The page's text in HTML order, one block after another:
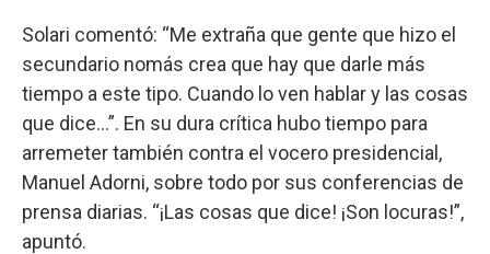
Solari comentó: “Me extraña que gente que hizo el
secundario nomás crea que hay que darle más
tiempo a este tipo. Cuando lo ven hablar y las cosas
que dice…”. En su dura crítica hubo tiempo para
arremeter también contra el vocero presidencial,
Manuel Adorni, sobre todo por sus conferencias de
prensa diarias. “¡Las cosas que dice! ¡Son locuras!”,
apuntó.